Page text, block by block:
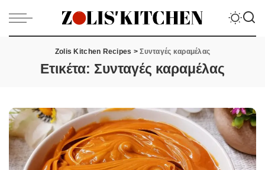
Zolis Kitchen Recipes >Συνταγές καραμέλας
Ετικέτα: Συνταγές καραμέλας